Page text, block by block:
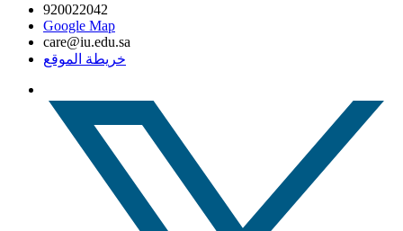
920022042
Google Map
care@iu.edu.sa
خريطة الموقع